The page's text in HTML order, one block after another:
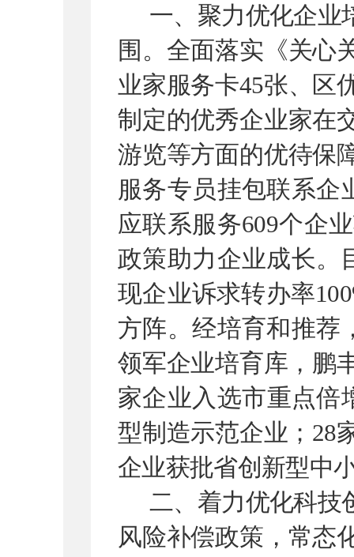
一、 聚力优化企业
围。全面落实《关心
业家服务卡45张、区
制定的优秀企业家在
游览等方面的优待保
服务专员挂包联系企
应联系服务609个企
政策助力企业成长。
现企业诉求转办率
方阵。经培育和推荐
领军企业培育库，鹏
家企业入选市重点倍
型制造示范企业； 28
企业获批省创新型中
二、着力优化科技
风险补偿政策，常态